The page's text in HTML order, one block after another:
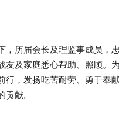
历届会长及理监事成员，
友及家庭悉心帮助、照顾。
，发扬吃苦耐劳、勇于奉
献。